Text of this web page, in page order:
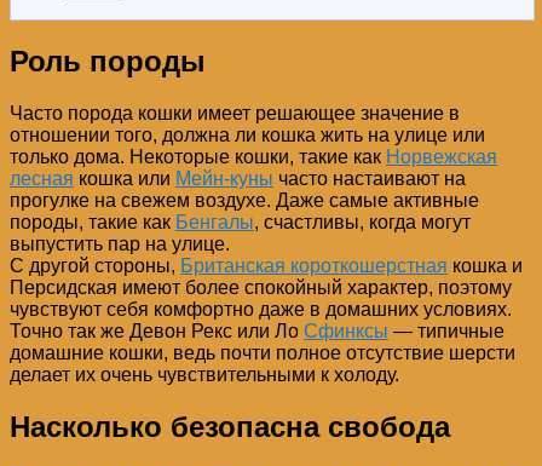
Роль породы
Часто порода кошки имеет решающее значение в
отношении того, должна ли кошка жить на улице или
только дома. Некоторые кошки, такие как Норвежская
лесная кошка или Мейн-куны часто настаивают на
прогулке на свежем воздухе. Даже самые активные
породы, такие как Бенгалы, счастливы, когда могут
выпустить пар на улице.
С другой стороны, Британская короткошерстная кошка и
Персидская имеют более спокойный характер, поэтому
чувствуют себя комфортно даже в домашних условиях.
Точно так же Девон Рекс или Ло Сфинксы — типичные
домашние кошки, ведь почти полное отсутствие шерсти
делает их очень чувствительными к холоду.
Насколько безопасна свобода